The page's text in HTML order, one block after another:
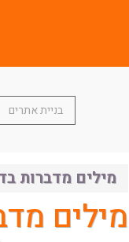
בניית אתרים
מילים מדברות
מילים